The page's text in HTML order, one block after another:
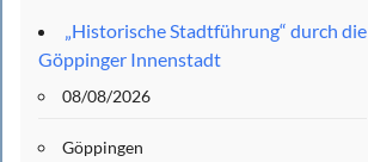
„Historische Stadtführung“ durch die
Göppinger Innenstadt
08/08/2026
Göppingen